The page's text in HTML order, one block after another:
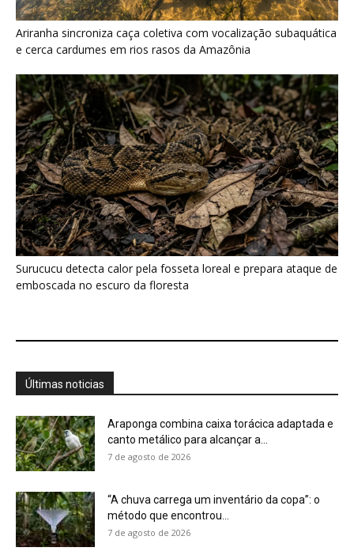
Surucucu detecta calor pela fosseta loreal e prepara ataque de
emboscada no escuro da floresta
Últimas noticias
Araponga combina caixa torácica adaptada e
canto metálico para alcançar a...
7 de agosto de 2026
“A chuva carrega um inventário da copa”: o
método que encontrou...
7 de agosto de 2026
A árvore que não deixa a água escapar ajuda
7 de agosto de 2026
7 de agosto de 2026